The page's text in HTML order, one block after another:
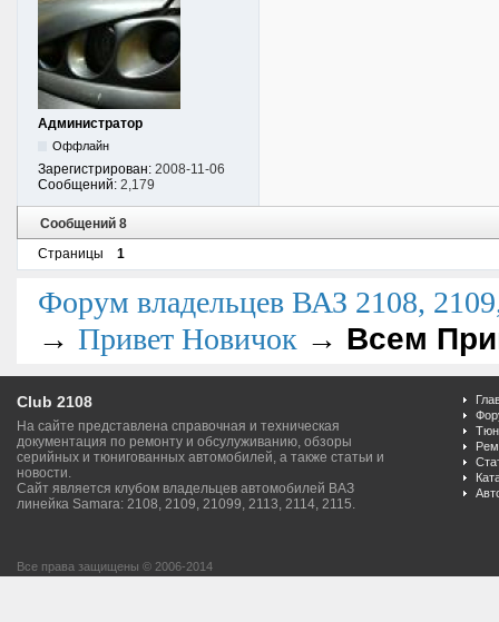
Администратор
Оффлайн
Зарегистрирован: 2008-11-06
Сообщений: 2,179
Сообщений 8
Страницы
1
Форум владельцев ВАЗ 2108,
→ Привет Новичок → Всем
Club 2108
На сайте представлена справочная и техническая
документация по ремонту и обсулуживанию, обзоры
серийных и тюнигованных автомобилей, а также статьи и
новости.
Сайт является клубом владельцев автомобилей ВАЗ
линейка Samara: 2108, 2109, 21099, 2113, 2114, 2115.
Все права защищены © 2006-2014